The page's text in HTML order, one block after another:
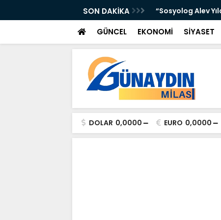
SON DAKİKA “Sosyolog Alev
GÜNCEL EKONOMİ SİYASET
DOLAR 0,0000 EURO 0,0000